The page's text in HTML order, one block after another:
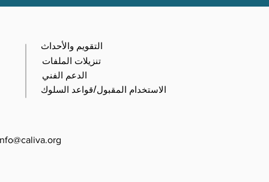
التقويم والأحداث
تنزيلات الملفات
الدعم الفني
الاستخدام المقبول/قواعد السلوك